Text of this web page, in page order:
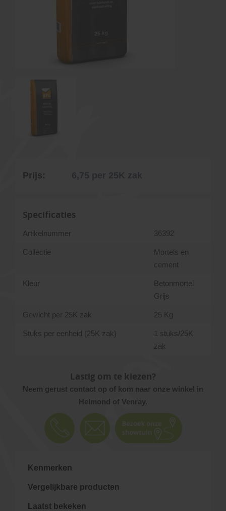
Prijs:
Specificaties
Artikelnummer 36392
Collectie
Mortels en
cement
Kleur
Betonmortel
Grijs
Gewicht per 25K zak 25 Kg
Stuks per eenheid (25K zak)
1 stuks/25K
zak
Lastig om te kiezen?
Neem gerust contact op of kom naar onze winkel in
Helmond of Venray.
Kenmerken
Vergelijkbare producten
Laatst bekeken